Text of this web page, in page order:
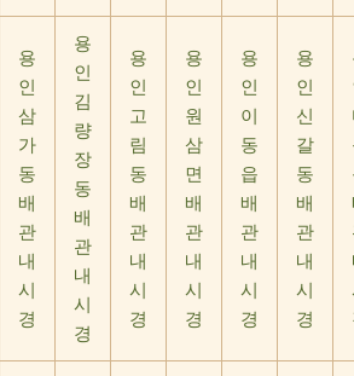
용
인
삼
가
동
배
관
내
시
경
용
인
김
량
장
동
배
관
내
시
경
용
인
고
림
동
배
관
내
시
경
용
인
원
삼
면
배
관
내
시
경
용
인
이
동
읍
배
관
내
시
경
용
인
신
갈
동
배
관
내
시
경